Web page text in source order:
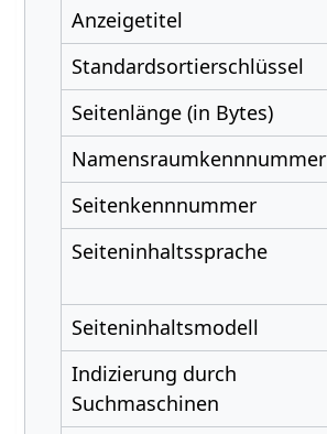
Anzeigetitel
Standardsortierschlüssel
Seitenlänge (in Bytes)
Namensraumkennnummer
Seitenkennnummer
Seiteninhaltssprache
Seiteninhaltsmodell
Indizierung durch
Suchmaschinen